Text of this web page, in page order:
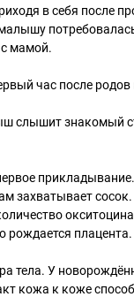
в себя после
с мамой.
час после
слышит знакомый
захватывает
рождается плацента.
тела. У
кожа к коже